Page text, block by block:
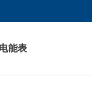
能表